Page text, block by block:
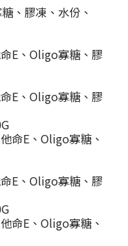
、膠凍、水份、
E、Oligo寡糖、膠
E、Oligo寡糖、膠
命E、Oligo寡糖、
E、Oligo寡糖、膠
命E、Oligo寡糖、